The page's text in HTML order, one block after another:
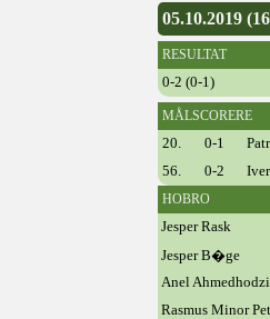
05.10.2019
RESULTAT
0-2 (0-1)
MÅLSCORERE
20. 0-1
56.
0-2
HOBRO
Jesper Rask
Jesper B�ge
Anel
Rasmus Minor